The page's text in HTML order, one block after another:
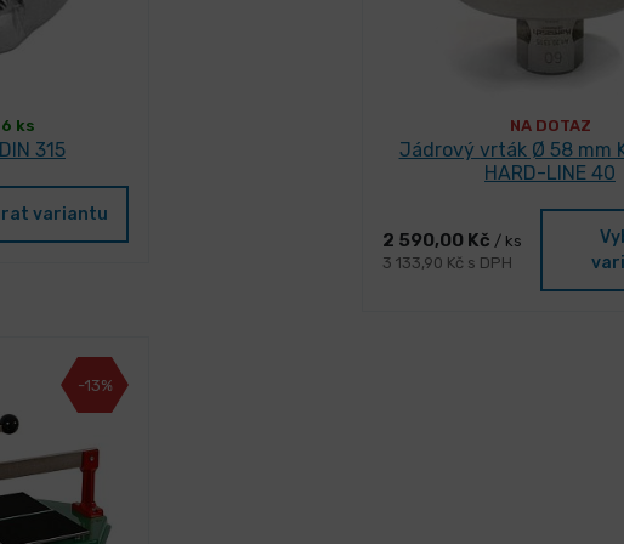
ks
315
variantu
NA DOTAZ
Jádrový vrták Ø 58 mm
HARD-LINE 40
2 590,00 Kč / ks
3 133,90 Kč s DPH
-13%